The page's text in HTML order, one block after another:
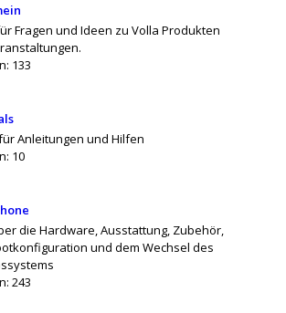
Fragen und Ideen zu Volla Produkten
133
Anleitungen und Hilfen
10
die Hardware, Ausstattung, Zubehör,
und dem Wechsel des
243